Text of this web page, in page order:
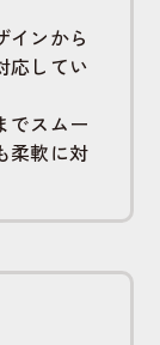
インから
応してい
でスムー
柔軟に対